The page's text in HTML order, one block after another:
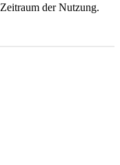
der Nutzung.